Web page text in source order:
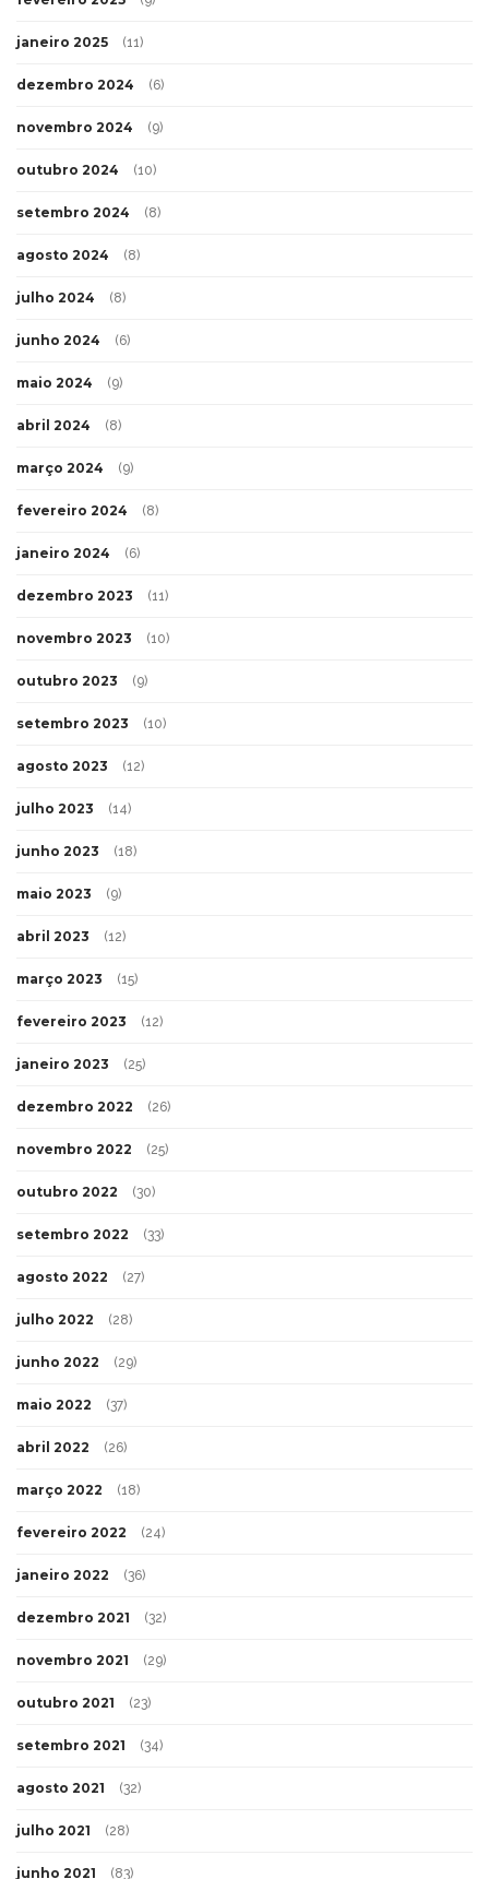
janeiro 2025 (11)
dezembro 2024 (6)
novembro 2024 (9)
outubro 2024 (10)
setembro 2024 (8)
agosto 2024 (8)
julho 2024 (8)
junho 2024 (6)
maio 2024 (9)
abril 2024 (8)
março 2024 (9)
fevereiro 2024 (8)
janeiro 2024 (6)
dezembro 2023 (11)
novembro 2023 (10)
outubro 2023 (9)
setembro 2023 (10)
agosto 2023 (12)
julho 2023 (14)
junho 2023 (18)
maio 2023 (9)
abril 2023 (12)
março 2023 (15)
fevereiro 2023 (12)
janeiro 2023 (25)
dezembro 2022 (26)
novembro 2022 (25)
outubro 2022 (30)
setembro 2022 (33)
agosto 2022 (27)
julho 2022 (28)
junho 2022 (29)
maio 2022 (37)
abril 2022 (26)
março 2022 (18)
fevereiro 2022 (24)
janeiro 2022 (36)
dezembro 2021 (32)
novembro 2021 (29)
outubro 2021 (23)
setembro 2021 (34)
agosto 2021 (32)
julho 2021 (28)
junho 2021 (83)